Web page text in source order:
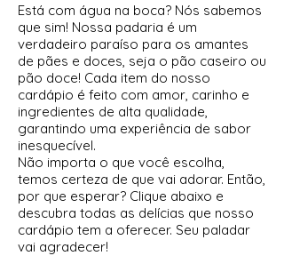
Está com água na boca? Nós sabemos
que sim! Nossa padaria é um
verdadeiro paraíso para os amantes
de pães e doces, seja o pão caseiro ou
pão doce! Cada item do nosso
cardápio é feito com amor, carinho e
ingredientes de alta qualidade,
garantindo uma experiência de sabor
inesquecível.
Não importa o que você escolha,
temos certeza de que vai adorar. Então,
por que esperar? Clique abaixo e
descubra todas as delícias que nosso
cardápio tem a oferecer. Seu paladar
vai agradecer!